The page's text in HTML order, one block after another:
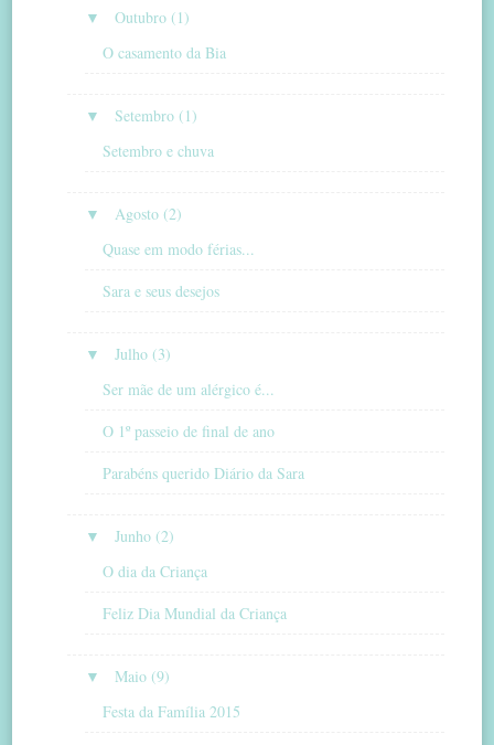
▼
Outubro (1)
O casamento da Bia
▼
Setembro (1)
Setembro e chuva
▼
Agosto (2)
Quase em modo férias...
Sara e seus desejos
▼
Julho (3)
Ser mãe de um alérgico é...
O 1º passeio de final de ano
Parabéns querido Diário da Sara
▼
Junho (2)
O dia da Criança
Feliz Dia Mundial da Criança
▼
Maio (9)
Festa da Família 2015